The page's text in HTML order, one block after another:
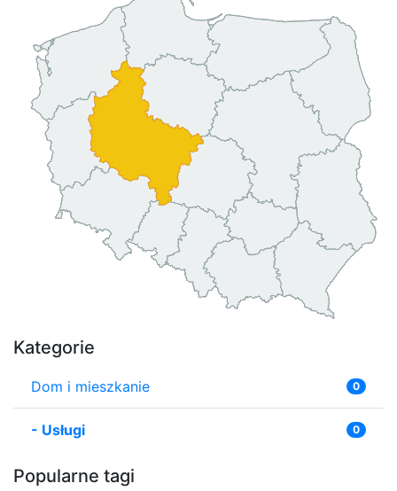
Kategorie
Dom i mieszkanie 0
- Usługi 0
Popularne tagi